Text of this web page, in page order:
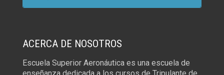
ACERCA DE NOSOTROS
Escuela Superior Aeronáutica es una escuela de